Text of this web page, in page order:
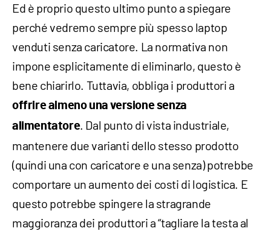
Ed è proprio questo ultimo punto a spiegare
perché vedremo sempre più spesso laptop
venduti senza caricatore. La normativa non
impone esplicitamente di eliminarlo, questo è
bene chiarirlo. Tuttavia, obbliga i produttori a
offrire almeno una versione senza
alimentatore. Dal punto di vista industriale,
mantenere due varianti dello stesso prodotto
(quindi una con caricatore e una senza) potrebbe
comportare un aumento dei costi di logistica. E
questo potrebbe spingere la stragrande
maggioranza dei produttori a “tagliare la testa al